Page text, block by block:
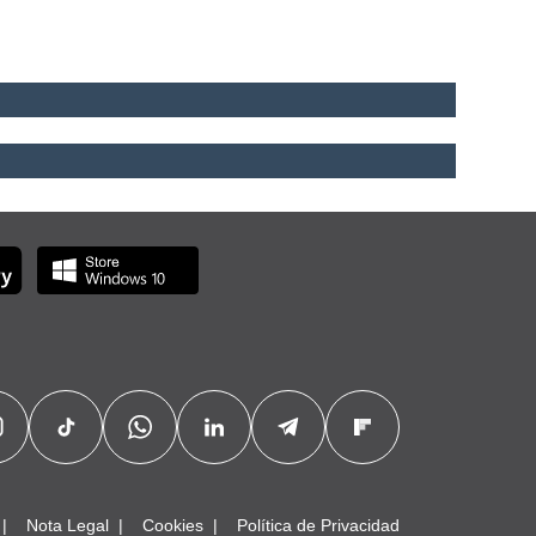
Nota Legal Cookies Política de Privacidad